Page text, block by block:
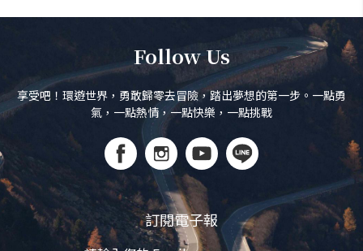
Follow Us
享受吧！環遊世界，勇敢歸零去冒險，踏出夢想的第一步。一點勇
氣，一點熱情，一點快樂，一點挑戰
訂閱電子報